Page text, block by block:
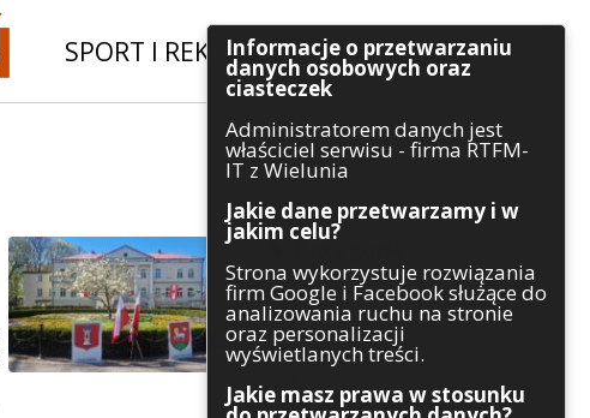
SPORT I REKREACJA|INWESTYCJE
Szukaj
Kategorie
Architektura
Gospodarka
Handel
Komunikaty
Informacje o przetwarzaniu
danych osobowych oraz
ciasteczek
Administratorem danych jest
właściciel serwisu - firma RTFM-
IT z Wielunia
Jakie dane przetwarzamy i w
jakim celu?
Strona wykorzystuje rozwiązania
firm Google i Facebook służące do
analizowania ruchu na stronie
oraz personalizacji
wyświetlanych treści.
Jakie masz prawa w stosunku